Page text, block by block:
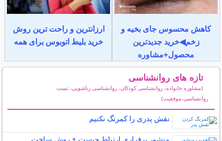
کاهش محسوس جای بخیه و
زخم◀خرید جدیدترین
محصول+مشاوره
ارزانترین و راحت ترین روش
خرید بلیط اتوبوس برای همه
تازه های روانشناسی
(مشاوره خانواده، روانشناسی کودکان، روانشناسی زناشویی، تست
روانشناسی،موفقیت)
نقش پدری را کمرنگ نکنیم
منشور برقراری ارتباط چیست + روش ساخت